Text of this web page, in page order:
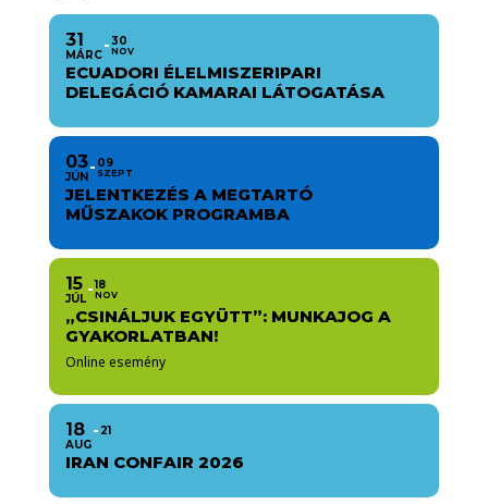
31
MÁRC
30
NOV
ECUADORI ÉLELMISZERIPARI
DELEGÁCIÓ KAMARAI LÁTOGATÁSA
03
JÚN
09
SZEPT
JELENTKEZÉS A MEGTARTÓ
MŰSZAKOK PROGRAMBA
15
JÚL
18
NOV
„CSINÁLJUK EGYÜTT”: MUNKAJOG A
GYAKORLATBAN!
Online esemény
18
AUG
21
IRAN CONFAIR 2026